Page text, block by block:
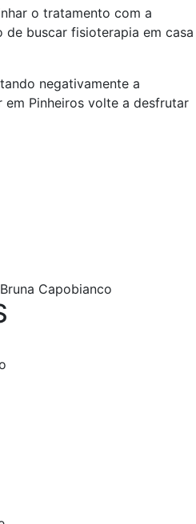
o tratamento com a
buscar fisioterapia em casa
negativamente a
Pinheiros volte a desfrutar